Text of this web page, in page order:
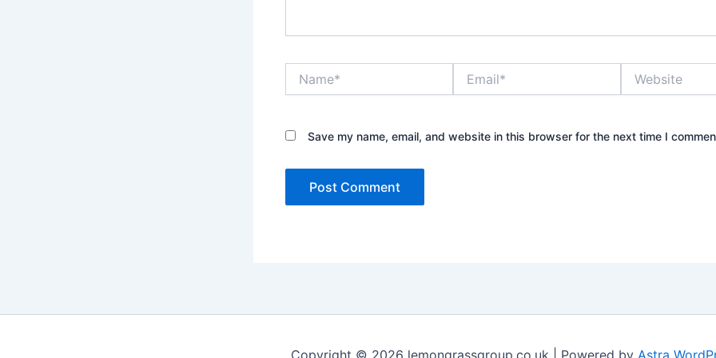
Save my name, email, and website in this browser for the next time I
Copyright © 2026 lemongrassgroup.co.uk | Powered by Astra